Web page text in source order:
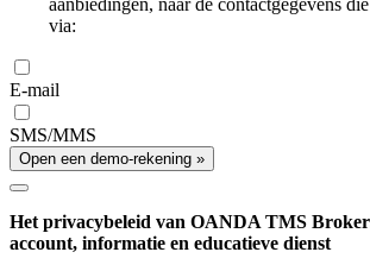
aanbiedingen, naar de contactgegevens
via:
E-mail
SMS/MMS
Open een demo-rekening »
Het privacybeleid van OANDA TMS
account, informatie en educatieve dienst